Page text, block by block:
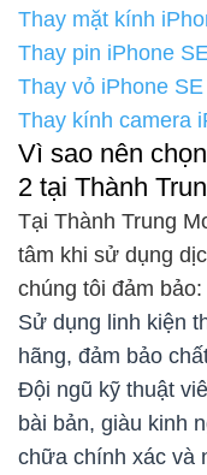
Thay mặt kính
Thay pin iPhone
Thay vỏ iPhone SE
Thay kính camera
Vì sao nên
2 tại Thành
Tại Thành Trung
tâm khi sử dụng
chúng tôi đảm bảo:
Sử dụng linh kiện
hãng, đảm bảo
Đội ngũ kỹ thuật
bài bản, giàu kinh
chữa chính xác và